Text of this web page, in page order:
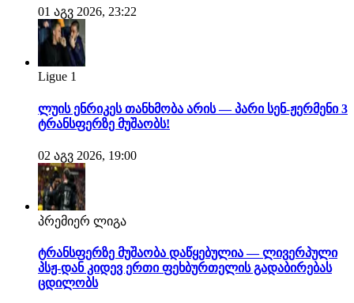
01 აგვ 2026, 23:22
Ligue 1
ლუის ენრიკეს თანხმობა არის — პარი სენ-ჟერმენი 3
ტრანსფერზე მუშაობს!
02 აგვ 2026, 19:00
პრემიერ ლიგა
ტრანსფერზე მუშაობა დაწყებულია — ლივერპული
პსჟ-დან კიდევ ერთი ფეხბურთელის გადაბირებას
ცდილობს